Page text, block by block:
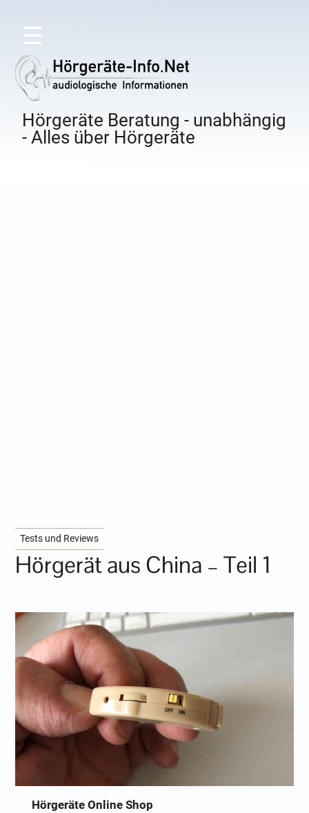
☰
Hörgeräte Beratung - unabhängig
- Alles über Hörgeräte
Tests und Reviews
Hörgerät aus China – Teil 1
Hörgeräte Online Shop